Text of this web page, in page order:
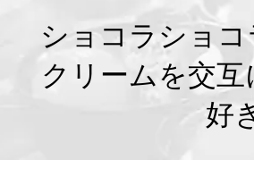
ショコラショ
クリームを交
好